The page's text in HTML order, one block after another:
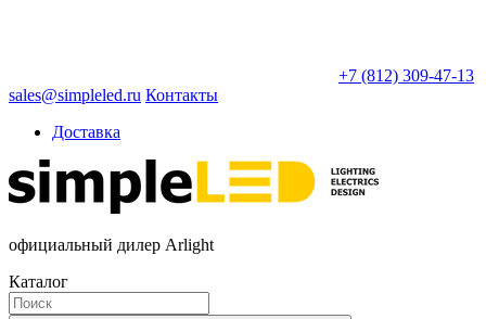
+7 (812) 309-47-13
sales@simpleled.ru Контакты
Доставка
официальный дилер Arlight
Каталог